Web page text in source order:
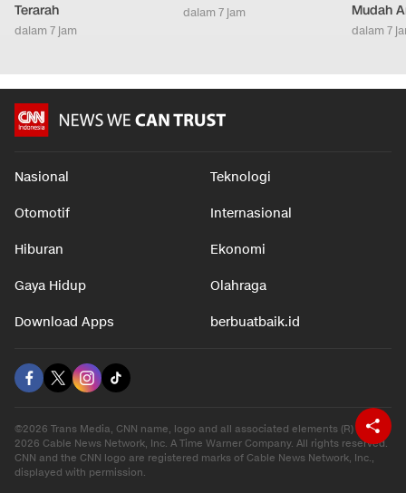
Terarah
dalam 7 jam
dalam 7 jam
Mudah
dalam 7
Nasional Teknologi
Otomotif Internasional
Hiburan Ekonomi
Gaya Hidup Olahraga
Download Apps berbuatbaik.id
©2026 Trans Media, CNN name, logo and all associated elements (R) and ©
2026 Cable News Network, Inc. A Time Warner Company. All rights reserved.
CNN and the CNN logo are registered marks of Cable News Network, Inc.,
displayed with permission.